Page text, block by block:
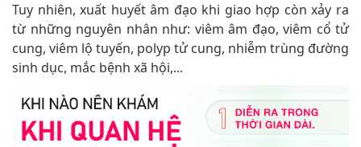
Tuy nhiên, xuất huyết âm đạo khi giao hợp còn xảy ra
từ những nguyên nhân như: viêm âm đạo, viêm cổ tử
cung, viêm lộ tuyến, polyp tử cung, nhiễm trùng đường
sinh dục, mắc bệnh xã hội,...